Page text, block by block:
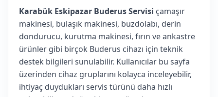
Karabük Eskipazar Buderus Servisi çamaşır
makinesi, bulaşık makinesi, buzdolabı, derin
dondurucu, kurutma makinesi, fırın ve ankastre
ürünler gibi birçok Buderus cihazı için teknik
destek bilgileri sunulabilir. Kullanıcılar bu sayfa
üzerinden cihaz gruplarını kolayca inceleyebilir,
ihtiyaç duydukları servis türünü daha hızlı